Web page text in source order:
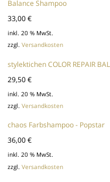
Balance Shampoo
33,00€
inkl. 20 % MwSt.
zzgl.Versandkosten
stylektichen COLOR REPAIR
29,50€
inkl. 20 % MwSt.
zzgl.Versandkosten
chaos Farbshampoo - Popstar
36,00€
inkl. 20 % MwSt.
zzgl.Versandkosten